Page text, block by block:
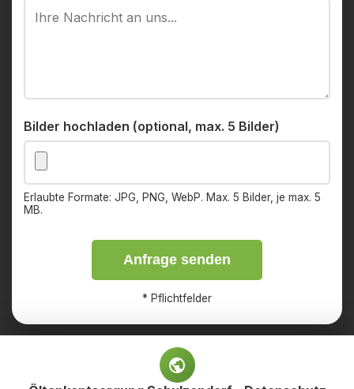
Bilder hochladen (optional, max. 5 Bilder)
Erlaubte Formate: JPG, PNG, WebP. Max. 5 Bilder, je max. 5
MB.
Anfrage senden
* Pflichtfelder